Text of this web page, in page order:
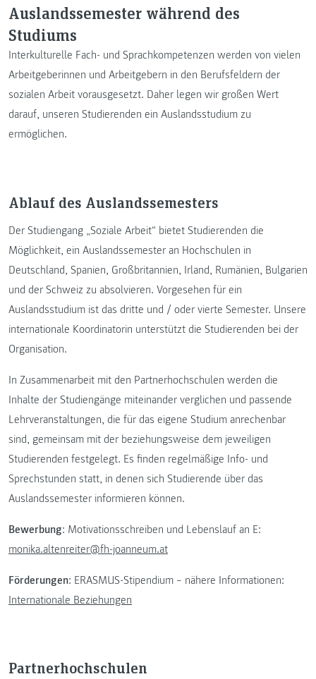
Auslandssemester während des
Studiums
Interkulturelle Fach- und Sprachkompetenzen werden von vielen
Arbeitgeberinnen und Arbeitgebern in den Berufsfeldern der
sozialen Arbeit vorausgesetzt. Daher legen wir großen Wert
darauf, unseren Studierenden ein Auslandsstudium zu
ermöglichen.
Ablauf des Auslandssemesters
Der Studiengang „Soziale Arbeit“ bietet Studierenden die
Möglichkeit, ein Auslandssemester an Hochschulen in
Deutschland, Spanien, Großbritannien, Irland, Rumänien, Bulgarien
und der Schweiz zu absolvieren. Vorgesehen für ein
Auslandsstudium ist das dritte und / oder vierte Semester. Unsere
internationale Koordinatorin unterstützt die Studierenden bei der
Organisation.
In Zusammenarbeit mit den Partnerhochschulen werden die
Inhalte der Studiengänge miteinander verglichen und passende
Lehrveranstaltungen, die für das eigene Studium anrechenbar
sind, gemeinsam mit der beziehungsweise dem jeweiligen
Studierenden festgelegt. Es finden regelmäßige Info- und
Sprechstunden statt, in denen sich Studierende über das
Auslandssemester informieren können.
Bewerbung: Motivationsschreiben und Lebenslauf an E:
monika.altenreiter@fh-joanneum.at
Förderungen: ERASMUS-Stipendium – nähere Informationen:
Internationale Beziehungen
Partnerhochschulen